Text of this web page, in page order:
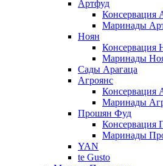
Артфуд
Консервация
Маринады
Ноян
Консервация
Маринады
Сады Арагаца
Агроянс
Консервация
Маринады
Прошян Фуд
Консервация
Маринады
YAN
te Gusto